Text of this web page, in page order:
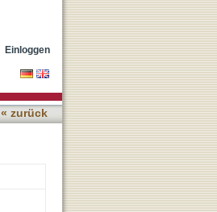
Einloggen
« zurück